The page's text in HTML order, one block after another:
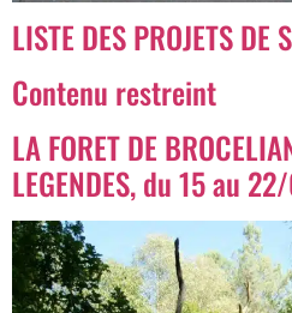
LISTE DES PROJETS
Contenu restreint
LA FORET DE
LEGENDES, du 15 au